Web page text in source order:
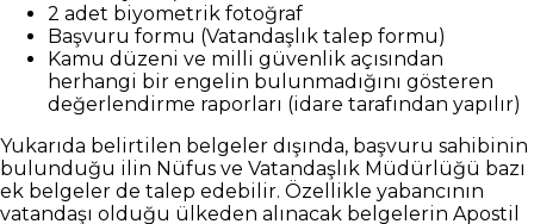
2 adet biyometrik fotoğraf
Başvuru formu (Vatandaşlık talep formu)
Kamu düzeni ve milli güvenlik açısından
herhangi bir engelin bulunmadığını gösteren
değerlendirme raporları (idare tarafından yapılır)
Yukarıda belirtilen belgeler dışında, başvuru sahibinin
bulunduğu ilin Nüfus ve Vatandaşlık Müdürlüğü bazı
ek belgeler de talep edebilir. Özellikle yabancının
vatandaşı olduğu ülkeden alınacak belgelerin Apostil